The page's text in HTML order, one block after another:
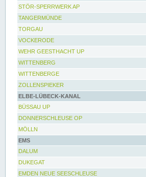
STÖR-SPERRWERK AP
TANGERMÜNDE
TORGAU
VOCKERODE
WEHR GEESTHACHT UP
WITTENBERG
WITTENBERGE
ZOLLENSPIEKER
ELBE-LÜBECK-KANAL
BÜSSAU UP
DONNERSCHLEUSE OP
MÖLLN
EMS
DALUM
DUKEGAT
EMDEN NEUE SEESCHLEUSE